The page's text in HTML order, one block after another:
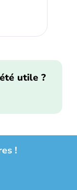
utile ?
!